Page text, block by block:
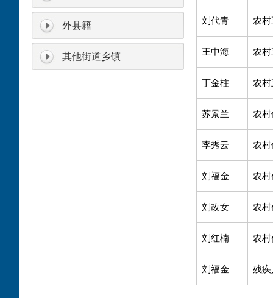
外县籍
其他街道乡镇
刘代青 农村
王中海 农村
丁金柱 农村
苏景兰 农村
李秀云 农村
刘福金 农村
刘改女 农村
刘红楠 农村
刘福金 残疾